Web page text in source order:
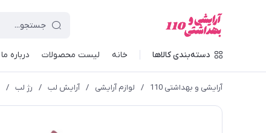
دسته‌بندی کالاها خانه لیست محصولات درباره ما
آرایشی و بهداشتی 110 / لوازم آرایشی / آرایش لب / رژ لب /